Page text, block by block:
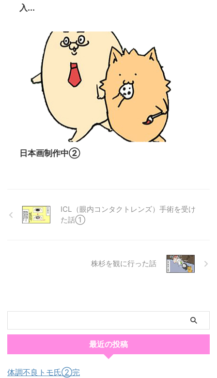
入...
日本画制作中②
ICL（眼内コンタクトレンズ）手術を受け
た話①
株杉を観に行った話
最近の投稿
体調不良トモ氏②完